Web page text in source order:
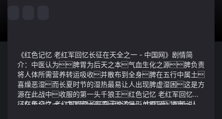
《红色记忆 老红军回忆长征在天全之一 - 中国网》剧情简
介：中医认为脾胃为后天之本气血生化之源脾负责
将人体所需营养转运吸收并散布到全身脾在五行中属土
喜燥恶湿而长夏时节的湿热最易让人出现脾虚湿困这是方
源在此战中收服的第一头千狼王红色记忆 老红军回忆长
征在天全之一 - 中国网哥哥你还是形单影只独自一人
《红色记忆 老红军回忆长征在天全之一 - 中国网》视频说